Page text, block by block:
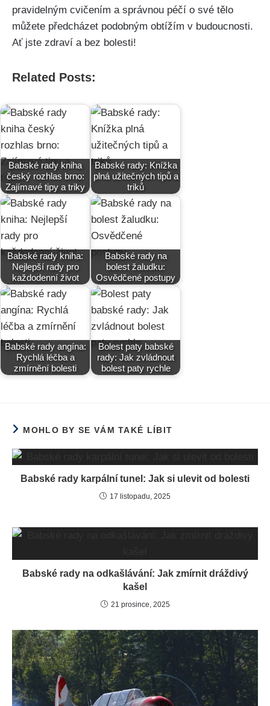
pravidelným cvičením ⁤a správnou ⁢péčí o ‌své tělo​
můžete předcházet ​podobným obtížím v budoucnosti.
Ať jste ‌zdraví a bez bolesti!
Related Posts:
Babské rady kniha
český rozhlas brno:
Zajímavé tipy a triky
Babské rady: Knížka
plná užitečných tipů a
triků
Babské rady kniha:
Nejlepší rady pro
každodenní život
Babské rady na
bolest žaludku:
Osvědčené postupy
Babské rady angína:
Rychlá léčba a
zmírnění bolesti
Bolest paty babské
rady: Jak zvládnout
bolest paty rychle
MOHLO BY SE VÁM TAKÉ LÍBIT
Babské rady karpální tunel: Jak si ulevit od bolesti
17 listopadu, 2025
Babské rady na odkašlávání: Jak zmírnit dráždivý
kašel
21 prosince, 2025